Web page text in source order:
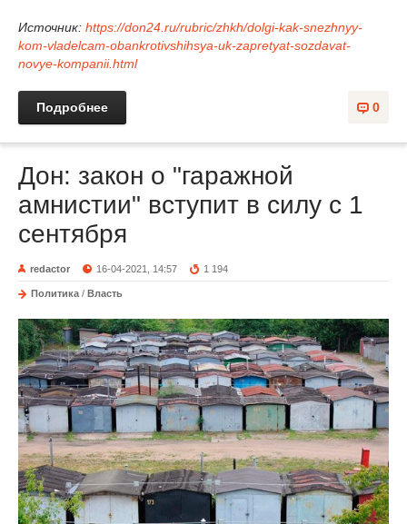
Источник: https://don24.ru/rubric/zhkh/dolgi-kak-snezhnyy-
kom-vladelcam-obankrotivshihsya-uk-zapretyat-sozdavat-
novye-kompanii.html
0
Подробнее
Дон: закон о "гаражной
амнистии" вступит в силу с 1
сентября
redactor 16-04-2021, 14:57 1 194
Политика / Власть